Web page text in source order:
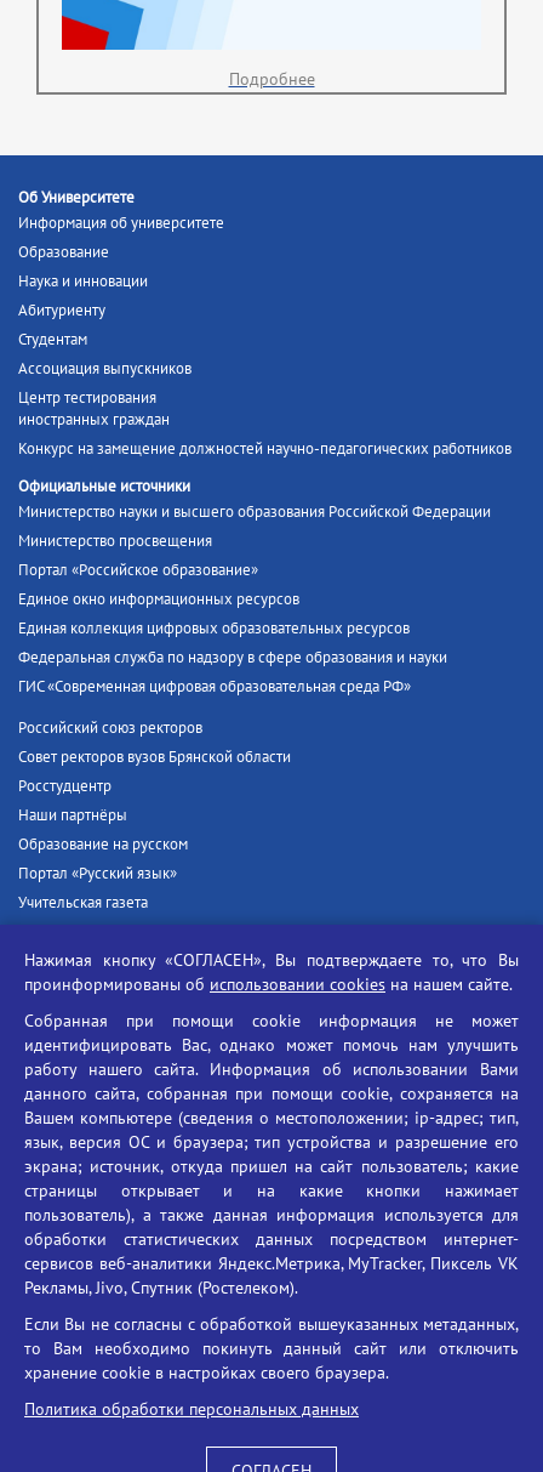
Подробнее
Об Университете
Информация об университете
Образование
Наука и инновации
Абитуриенту
Студентам
Ассоциация выпускников
Центр тестирования
иностранных граждан
Конкурс на замещение должностей научно-педагогических работников
Официальные источники
Министерство науки и высшего образования Российской Федерации
Министерство просвещения
Портал «Российское образование»
Единое окно информационных ресурсов
Единая коллекция цифровых образовательных ресурсов
Федеральная служба по надзору в сфере образования и науки
ГИС «Современная цифровая образовательная среда РФ»
Российский союз ректоров
Совет ректоров вузов Брянской области
Росстудцентр
Наши партнёры
Образование на русском
Портал «Русский язык»
Учительская газета
Единый портал государственных услуг
Противодействие угрозам информационной безопасности
Социальные ролики - Генеральная прокуратура РФ
Противодействие коррупции
БГУ против наркотиков
Брянский государственный университет
имени академика И.Г. Петровского
Время работы: пн-пт 09:00-18:00
E-mail: bryanskgu@mail.ru
Телефон: +7(4832)58-90-85
Нажимая кнопку «СОГЛАСЕН», Вы подтверждаете то, что Вы
проинформированы об использовании cookies на нашем сайте.
Собранная при помощи cookie информация не может
идентифицировать Вас, однако может помочь нам улучшить
работу нашего сайта. Информация об использовании Вами
данного сайта, собранная при помощи cookie, сохраняется на
Вашем компьютере (сведения о местоположении; ip-адрес; тип,
язык, версия ОС и браузера; тип устройства и разрешение его
экрана; источник, откуда пришел на сайт пользователь; какие
страницы открывает и на какие кнопки нажимает
пользователь), а также данная информация используется для
обработки статистических данных посредством интернет-
сервисов веб-аналитики Яндекс.Метрика, MyTracker, Пиксель VK
Рекламы, Jivo, Спутник (Ростелеком).
Если Вы не согласны с обработкой вышеуказанных метаданных,
то Вам необходимо покинуть данный сайт или отключить
хранение cookie в настройках своего браузера.
Политика обработки персональных данных